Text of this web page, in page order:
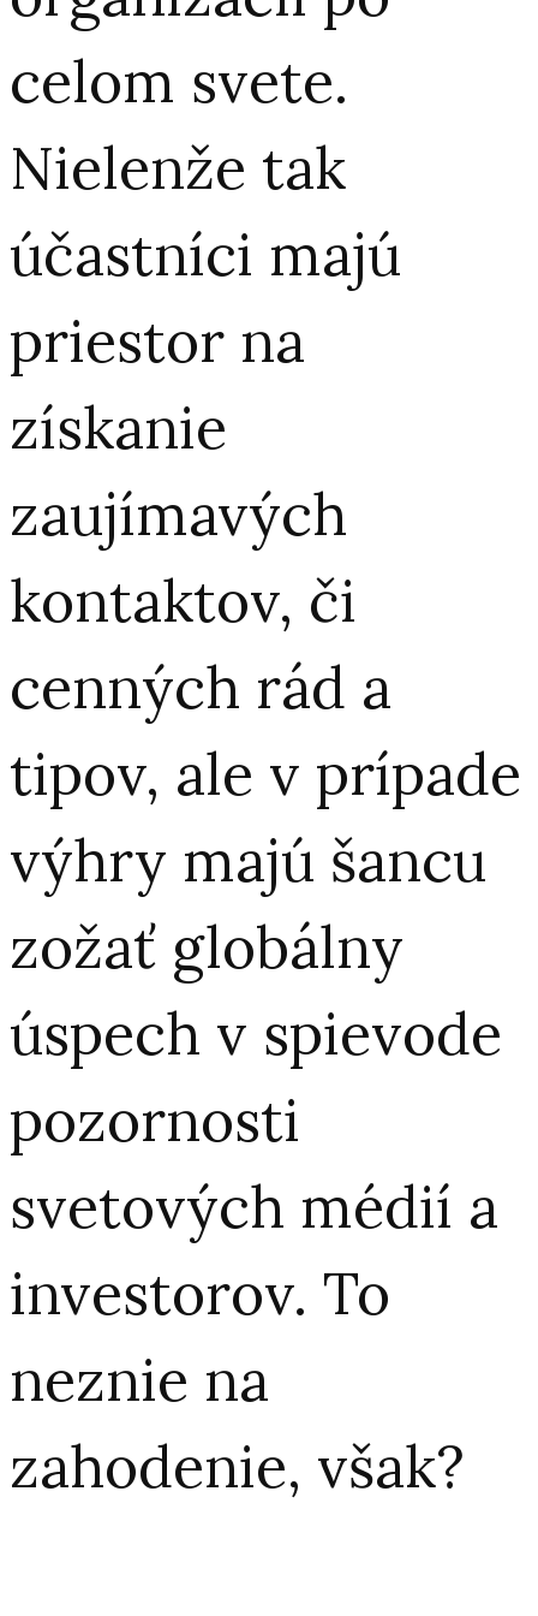
celom svete.
Nielenže tak
účastníci majú
priestor na
získanie
zaujímavých
kontaktov, či
cenných rád a
tipov, ale v prípade
výhry majú šancu
zožať globálny
úspech v spievode
pozornosti
svetových médií a
investorov. To
neznie na
zahodenie, však?